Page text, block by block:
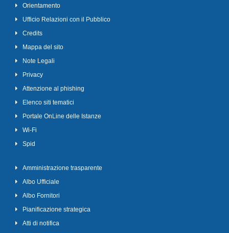
Orientamento
Ufficio Relazioni con il Pubblico
Credits
Mappa del sito
Note Legali
Privacy
Attenzione al phishing
Elenco siti tematici
Portale OnLine delle Istanze
Wi-Fi
Spid
Amministrazione trasparente
Albo Ufficiale
Albo Fornitori
Pianificazione strategica
Atti di notifica